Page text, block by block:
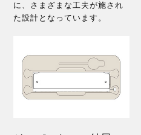
に、さまざまな工夫が施され
た設計となっています。